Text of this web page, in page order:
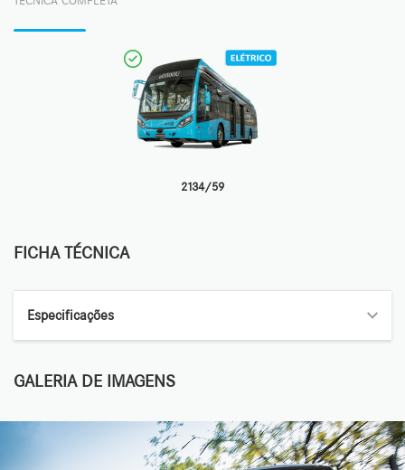
2134/59
FICHA TÉCNICA
Especificações
GALERIA DE IMAGENS